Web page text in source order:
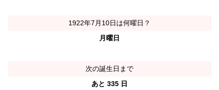
1922年7月10日は何曜日？
月曜日
次の誕生日まで
あと 335 日